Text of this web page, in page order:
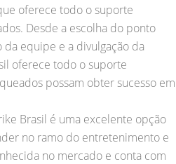
oferece todo o suporte
Desde a escolha do ponto
equipe e a divulgação da
oferece todo o suporte
possam obter sucesso em
Brasil é uma excelente opção
no ramo do entretenimento e
no mercado e conta com